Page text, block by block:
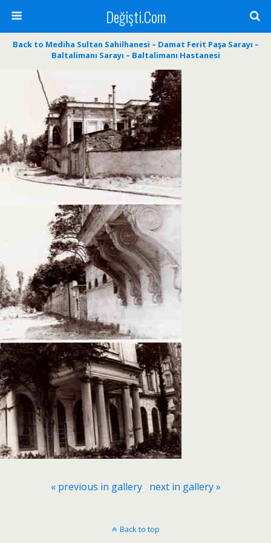
Değişti.Com
Back to Mediha Sultan Sahilhanesi – Damat Ferit Paşa Sarayı –
Baltalimanı Sarayı – Baltalimanı Hastanesi
« previous in gallery next in gallery »
Back to top